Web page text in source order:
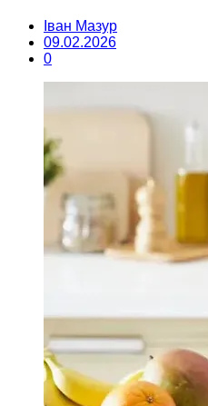
Іван Мазур
09.02.2026
0